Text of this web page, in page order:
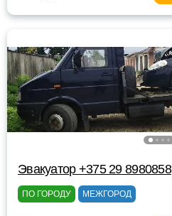
Эвакуатор +375 29 8980858
ПО ГОРОДУ МЕЖГОРОД